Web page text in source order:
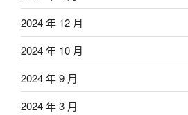
2024 年 12 月
2024 年 10 月
2024 年 9 月
2024 年 3 月